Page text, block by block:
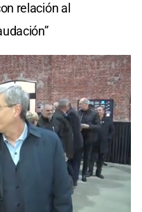
relación al